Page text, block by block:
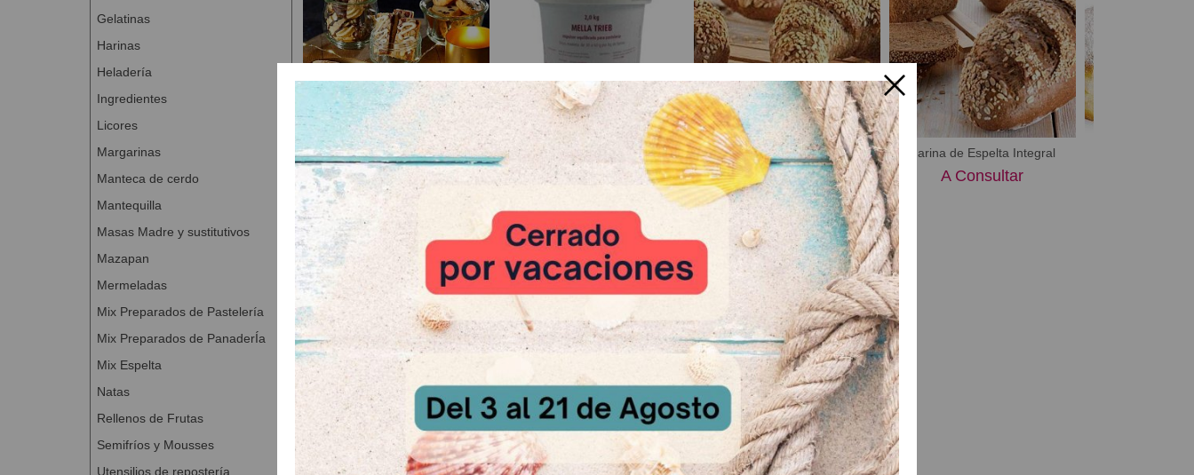
Gelatinas
Harinas
Heladería
Ingredientes
Licores
Margarinas
Manteca de cerdo
Mantequilla
Masas Madre y sustitutivos
Mazapan
Mermeladas
Mix Preparados de Pastelería
Mix Preparados de PanaderÍa
Mix Espelta
Natas
Rellenos de Frutas
Semifríos y Mousses
Utensilios de repostería
Mella Cookie
A Consultar
Mella Trieb
A Consultar
Ireks Toppings
A Consultar
Harina de Espelta Integral
A Consultar